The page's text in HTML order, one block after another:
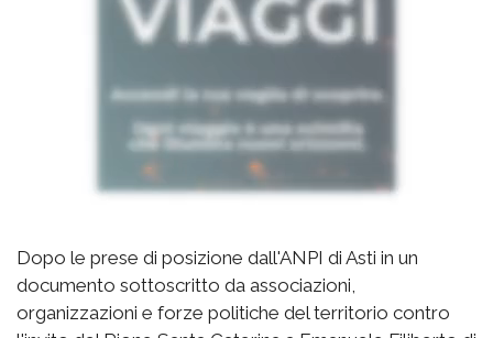
Dopo le prese di posizione dall'ANPI di Asti in un
documento sottoscritto da associazioni,
organizzazioni e forze politiche del territorio contro